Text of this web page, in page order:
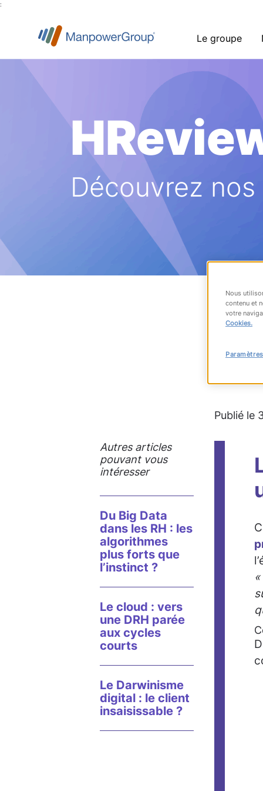
:
Le groupe
Découvrez
Publié le
Autres articles
pouvant vous
intéresser
Du Big Data
dans les RH : les
algorithmes
plus forts que
l’instinct ?
Le cloud : vers
une DRH parée
aux cycles
courts
Le Darwinisme
digital : le client
insaisissable ?
Nous
contenu et
votre
Cookies.